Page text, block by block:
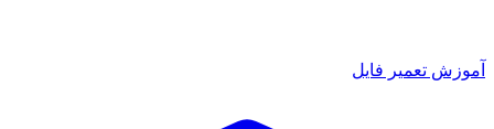
آموزش تعمیر فایل